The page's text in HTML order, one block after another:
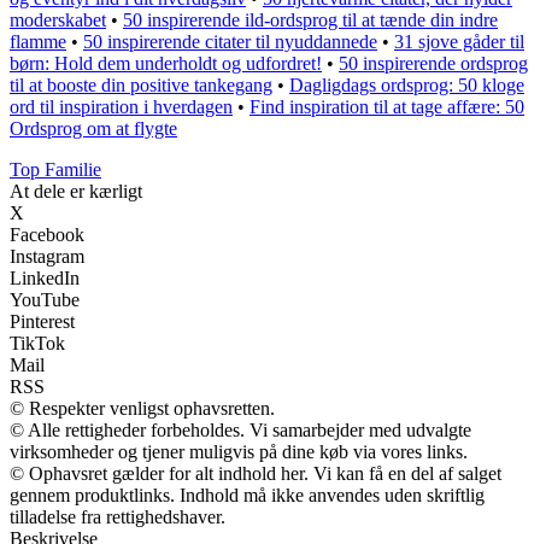
moderskabet • 50 inspirerende ild-ordsprog til at tænde din indre
flamme • 50 inspirerende citater til nyuddannede • 31 sjove gåder til
børn: Hold dem underholdt og udfordret! • 50 inspirerende ordsprog
til at booste din positive tankegang • Dagligdags ordsprog: 50 kloge
ord til inspiration i hverdagen • Find inspiration til at tage affære: 50
Ordsprog om at flygte
Top Familie
At dele er kærligt
X
Facebook
Instagram
LinkedIn
YouTube
Pinterest
TikTok
Mail
RSS
© Respekter venligst ophavsretten.
© Alle rettigheder forbeholdes. Vi samarbejder med udvalgte
virksomheder og tjener muligvis på dine køb via vores links.
© Ophavsret gælder for alt indhold her. Vi kan få en del af salget
gennem produktlinks. Indhold må ikke anvendes uden skriftlig
tilladelse fra rettighedshaver.
Beskrivelse